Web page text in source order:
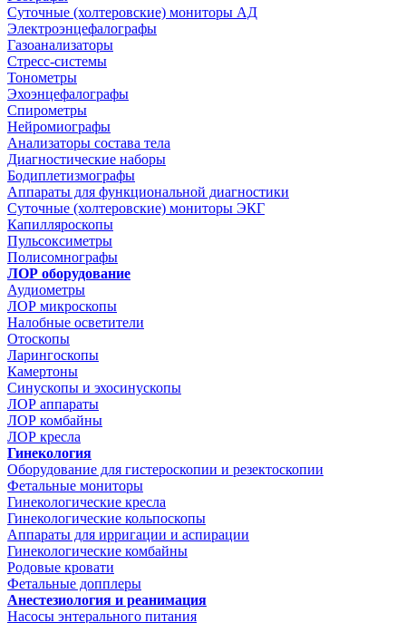
Суточные (холтеровские) мониторы АД
Электроэнцефалографы
Газоанализаторы
Стресс-системы
Тонометры
Эхоэнцефалографы
Спирометры
Нейромиографы
Анализаторы состава тела
Диагностические наборы
Бодиплетизмографы
Аппараты для функциональной диагностики
Суточные (холтеровские) мониторы ЭКГ
Капилляроскопы
Пульсоксиметры
Полисомнографы
ЛОР оборудование
Аудиометры
ЛОР микроскопы
Налобные осветители
Отоскопы
Ларингоскопы
Камертоны
Синускопы и эхосинускопы
ЛОР аппараты
ЛОР комбайны
ЛОР кресла
Гинекология
Оборудование для гистероскопии и резектоскопии
Фетальные мониторы
Гинекологические кресла
Гинекологические кольпоскопы
Аппараты для ирригации и аспирации
Гинекологические комбайны
Родовые кровати
Фетальные допплеры
Анестезиология и реанимация
Насосы энтерального питания